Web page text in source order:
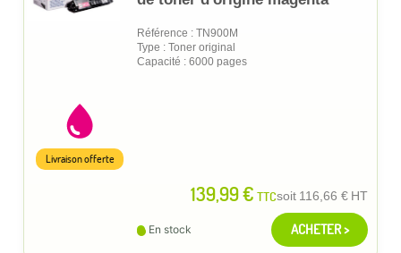
Référence : TN900M
Type : Toner original
Capacité : 6000 pages
139,99 € TTCsoit 116,66 € HT
Livraison offerte
En stock ACHETER >